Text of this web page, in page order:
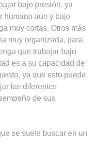
bajo presión, ya
humano aún y bajo
muy cortas. Otros más
muy organizada, para
que trabajar bajo
es a su capacidad de
ya que esto puede
las diferentes
de sus
se suele buscar en un